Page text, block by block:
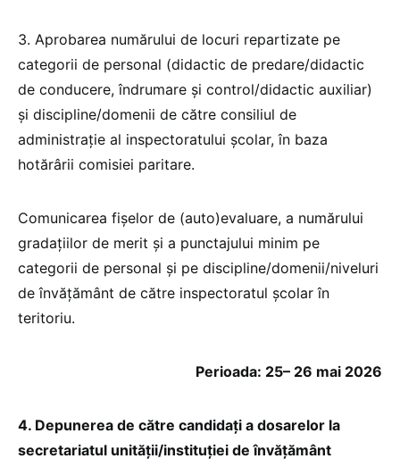
3. Aprobarea numărului de locuri repartizate pe
categorii de personal (didactic de predare/didactic
de conducere, îndrumare şi control/didactic auxiliar)
şi discipline/domenii de către consiliul de
administraţie al inspectoratului şcolar, în baza
hotărârii comisiei paritare.
Comunicarea fişelor de (auto)evaluare, a numărului
gradaţiilor de merit şi a punctajului minim pe
categorii de personal şi pe discipline/domenii/niveluri
de învăţământ de către inspectoratul şcolar în
teritoriu.
Perioada: 25– 26 mai 2026
4. Depunerea de către candidaţi a dosarelor la
secretariatul unităţii/instituţiei de învăţământ